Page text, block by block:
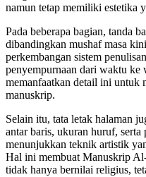
namun tetap memiliki estetika
Pada beberapa bagian, tanda
dibandingkan mushaf masa
perkembangan sistem
penyempurnaan dari waktu ke
memanfaatkan detail ini untuk
manuskrip.
Selain itu, tata letak halaman
antar baris, ukuran huruf,
menunjukkan teknik artistik
Hal ini membuat Manuskrip
tidak hanya bernilai religius,